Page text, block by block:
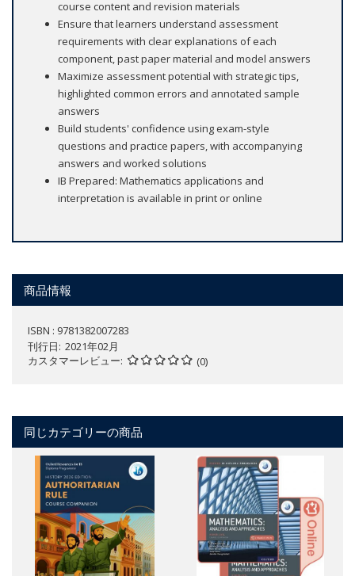
course content and revision materials
Ensure that learners understand assessment
requirements with clear explanations of each
component, past paper material and model answers
Maximize assessment potential with strategic tips,
highlighted common errors and annotated sample
answers
Build students' confidence using exam-style
questions and practice papers, with accompanying
answers and worked solutions
IB Prepared: Mathematics applications and
interpretation is available in print or online
商品情報
ISBN : 9781382007283
刊行日 2021年02月
カスタマーレビュー
(0)
同じカテゴリーの商品